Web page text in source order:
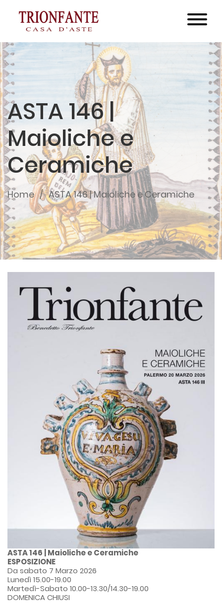
ASTA 146 |
Maioliche e
Ceramiche
Home ASTA 146 | Maioliche e Ceramiche
ASTA 146 | Maioliche e Ceramiche
ESPOSIZIONE
Da sabato 7 Marzo 2026
Lunedì 15.00-19.00
Martedì-Sabato 10.00-13.30/14.30-19.00
DOMENICA CHIUSI